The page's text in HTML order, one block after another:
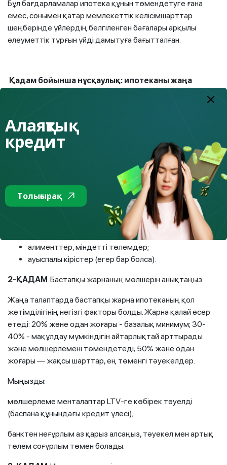
Бұл бағдарламалар ипотека құнын төмендетуге ғана
емес, сонымен қатар мемлекеттік келісімшарттар
шеңберінде үйлердің белгіленген бағалары арқылы
әлеуметтік тұрғын үйді дамытуға бағытталған.
Қадам бойынша нұсқаулық: ипотеканы жаңа
бағалаңыз.
Бағдарламаны таңдамас бұрын, «олар қанша береді»
деп емес, қанша төлеуге мүмкіндігіңіз екенін түсіну
Ұсыныстар: Ипотека бойынша ай сайынғы төлем -
отбасының таза кірісінің 35-40%-дан аспайды.
Мыналарды ескеру маңызды:
қолданыстағы кредиттер мен бөліп төлеулер;
алименттер, міндетті төлемдер;
ауыспалы кірістер (егер бар болса).
2-ҚАДАМ . Бастапқы жарнаның мөлшерін анықтаңыз.
Жаңа талаптарда бастапқы жарна ипотеканың қол
жетімділігінің негізгі факторы болды. Жарна қалай әсер
етеді: 20% және одан жоғары - базалық минимум; 30-
40% - мақұлдау мүмкіндігін айтарлықтай арттырады
және мөлшерлемені төмендетеді; 50% және одан
жоғары — жақсы шарттар, ең төменгі тәуекелдер.
Мыңызды:
мөлшерлеме менталаптар LTV-ге көбірек тәуелді
(баспана құнындағы кредит үлесі);
банктен неғұрлым аз қарыз алсаңыз, тәуекел мен артық
төлем соғұрлым төмен болады.
Алаяқтық
кредит
Толығырақ